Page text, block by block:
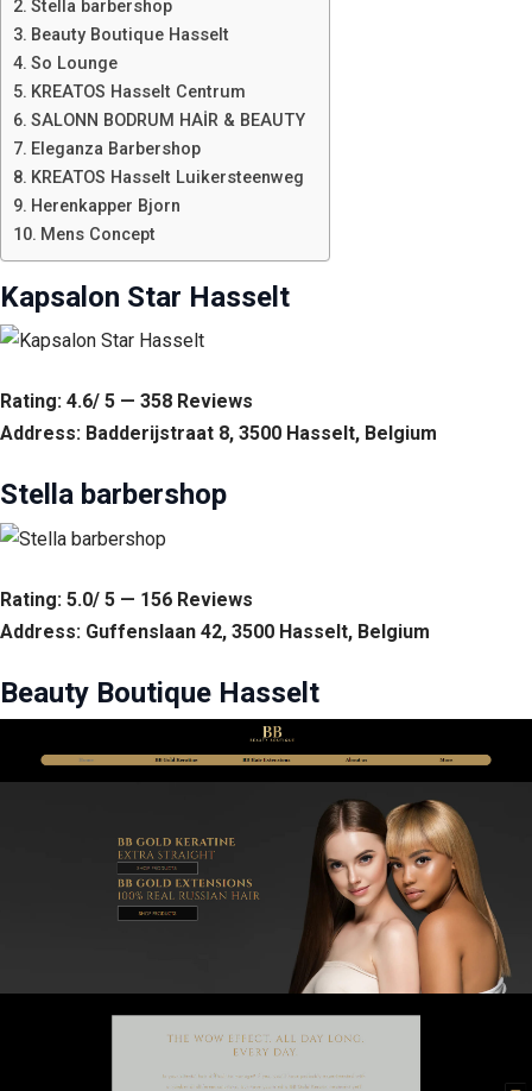
Stella barbershop
Beauty Boutique Hasselt
So Lounge
KREATOS Hasselt Centrum
SALONN BODRUM HAİR & BEAUTY
Eleganza Barbershop
KREATOS Hasselt Luikersteenweg
Herenkapper Bjorn
Mens Concept
Kapsalon Star Hasselt
Rating: 4.6/ 5 — 358 Reviews
Address: Badderijstraat 8, 3500 Hasselt, Belgium
Stella barbershop
Rating: 5.0/ 5 — 156 Reviews
Address: Guffenslaan 42, 3500 Hasselt, Belgium
Beauty Boutique Hasselt